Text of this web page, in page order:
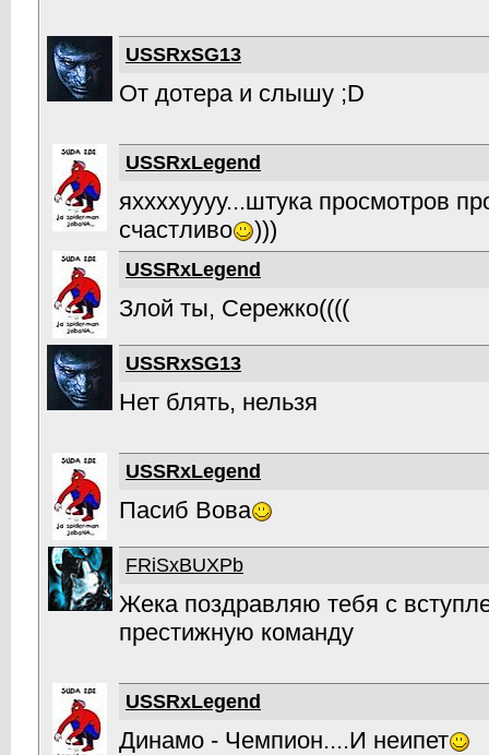
USSRxSG13
От дотера и слышу ;D
USSRxLegend
яххххуууу...штука просмотров
счастливо
)))
USSRxLegend
Злой ты, Сережко((((
USSRxSG13
Нет блять, нельзя
USSRxLegend
Пасиб Вова
FRiSxBUXPb
Жека поздравляю тебя с
престижную команду
USSRxLegend
Динамо - Чемпион....И неипет